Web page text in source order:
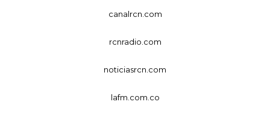
canalrcn.com
rcnradio.com
noticiasrcn.com
lafm.com.co